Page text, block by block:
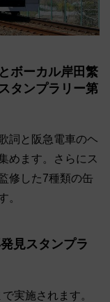
ボーカル岸田繁
タンプラリー第
詞と阪急電車のヘ
めます。さらにス
修した7種類の缶
。
見スタンプラ
実施されます。